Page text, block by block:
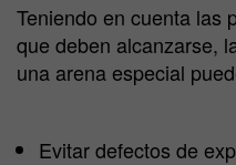
Teniendo en cuenta las
que deben alcanzarse,
una arena especial
Evitar defectos de